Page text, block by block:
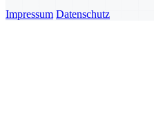
Impressum Datenschutz